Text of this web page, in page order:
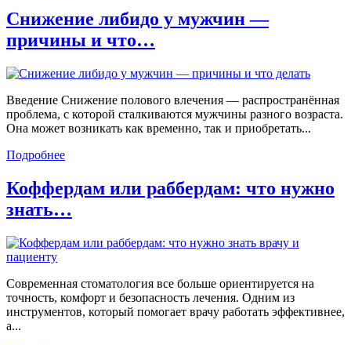
Снижение либидо у мужчин —
причины и что…
Введение Снижение полового влечения — распространённая
проблема, с которой сталкиваются мужчины разного возраста.
Она может возникать как временно, так и приобретать...
Подробнее
Коффердам или раббердам: что нужно
знать…
Современная стоматология все больше ориентируется на
точность, комфорт и безопасность лечения. Одним из
инструментов, который помогает врачу работать эффективнее,
а...